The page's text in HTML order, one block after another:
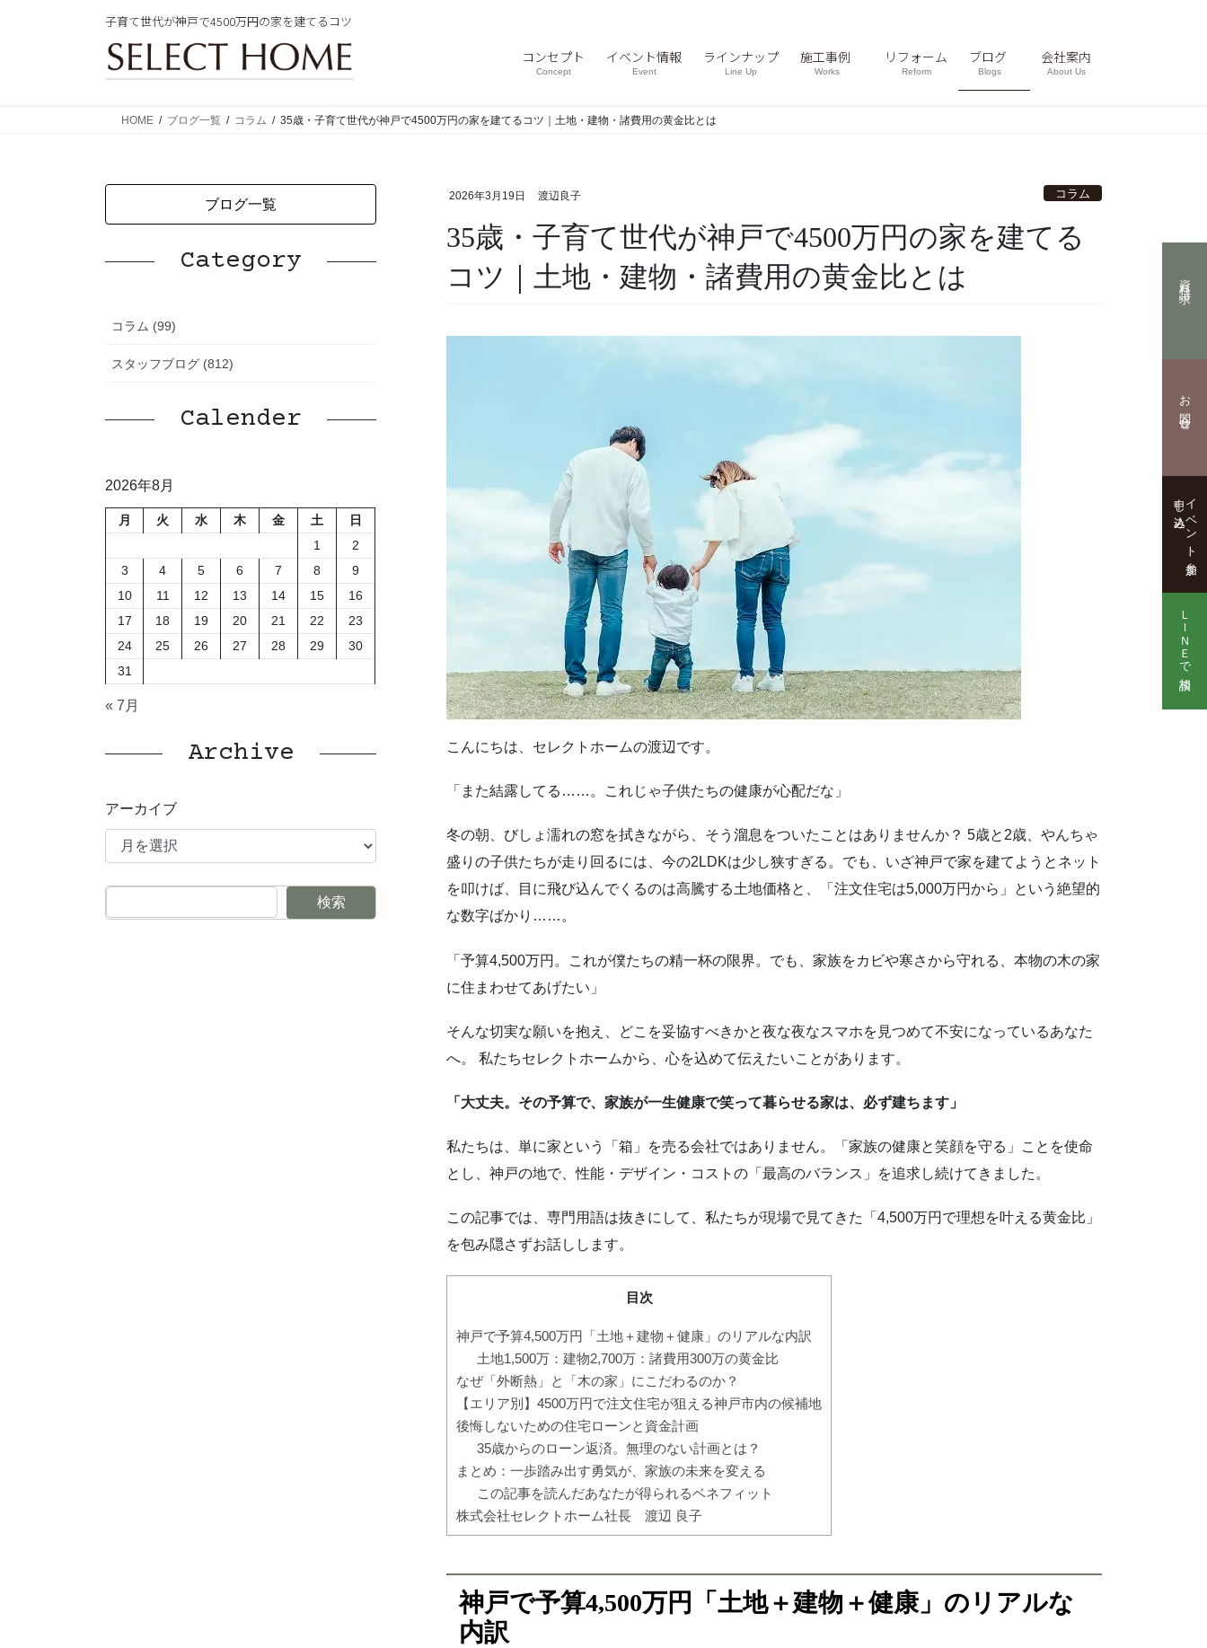
子育て世代が神戸で4500万円の家を建てるコツ
コンセプト
Concept
イベント情報
Event
ラインナップ
Line Up
施工事例
Works
リフォーム
Reform
ブログ
Blogs
会社案内
About Us
HOME ブログ一覧 コラム 35歳・子育て世代が神戸で4500万円の家を建てるコツ｜土地・建物・諸費用の黄金比とは
2026年3月19日 渡辺良子 コラム
35歳・子育て世代が神戸で4500万円の家を建てる
コツ｜土地・建物・諸費用の黄金比とは
こんにちは、セレクトホームの渡辺です。
「また結露してる……。これじゃ子供たちの健康が心配だな」
冬の朝、びしょ濡れの窓を拭きながら、そう溜息をついたことはありませんか？ 5歳と2歳、やんちゃ
盛りの子供たちが走り回るには、今の2LDKは少し狭すぎる。でも、いざ神戸で家を建てようとネット
を叩けば、目に飛び込んでくるのは高騰する土地価格と、「注文住宅は5,000万円から」という絶望的
な数字ばかり……。
「予算4,500万円。これが僕たちの精一杯の限界。でも、家族をカビや寒さから守れる、本物の木の家
に住まわせてあげたい」
そんな切実な願いを抱え、どこを妥協すべきかと夜な夜なスマホを見つめて不安になっているあなた
へ。 私たちセレクトホームから、心を込めて伝えたいことがあります。
「大丈夫。その予算で、家族が一生健康で笑って暮らせる家は、必ず建ちます」
私たちは、単に家という「箱」を売る会社ではありません。「家族の健康と笑顔を守る」ことを使命
とし、神戸の地で、性能・デザイン・コストの「最高のバランス」を追求し続けてきました。
この記事では、専門用語は抜きにして、私たちが現場で見てきた「4,500万円で理想を叶える黄金比」
を包み隠さずお話しします。
目次
神戸で予算4,500万円「土地＋建物＋健康」のリアルな内訳
土地1,500万：建物2,700万：諸費用300万の黄金比
なぜ「外断熱」と「木の家」にこだわるのか？
【エリア別】4500万円で注文住宅が狙える神戸市内の候補地
後悔しないための住宅ローンと資金計画
35歳からのローン返済。無理のない計画とは？
まとめ：一歩踏み出す勇気が、家族の未来を変える
この記事を読んだあなたが得られるベネフィット
株式会社セレクトホーム社長 渡辺 良子
神戸で予算4,500万円「土地＋建物＋健康」のリアルな
内訳
ブログ一覧
Category
コラム (99)
スタッフブログ (812)
Calender
2026年8月
月 火 水 木 金 土
日
1
2
3
4 5 6 7 8
9
10
11 12 13 14 15
16
17
18 19 20 21 22
23
24
25 26 27 28 29
30
31
« 7月
Archive
アーカイブ
検索
資料請求
お問合せ
イベント参加
申し込み
ＬＩＮＥで相談